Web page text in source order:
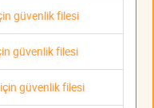
güvenlik filesi
güvenlik filesi
güvenlik filesi